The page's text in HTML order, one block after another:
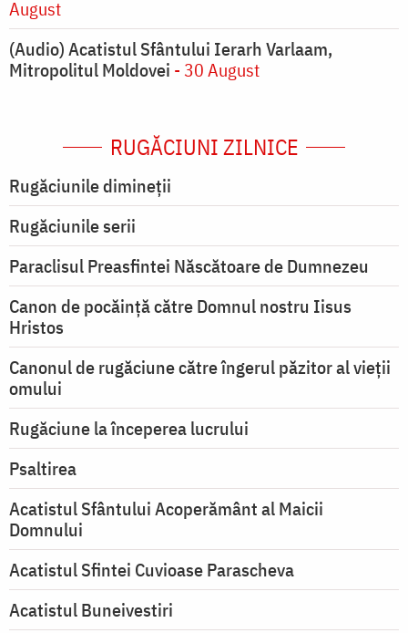
August
(Audio) Acatistul Sfântului Ierarh Varlaam,
Mitropolitul Moldovei - 30 August
RUGĂCIUNI ZILNICE
Rugăciunile dimineții
Rugăciunile serii
Paraclisul Preasfintei Născătoare de Dumnezeu
Canon de pocăință către Domnul nostru Iisus
Hristos
Canonul de rugăciune către îngerul păzitor al vieții
omului
Rugăciune la începerea lucrului
Psaltirea
Acatistul Sfântului Acoperământ al Maicii
Domnului
Acatistul Sfintei Cuvioase Parascheva
Acatistul Buneivestiri